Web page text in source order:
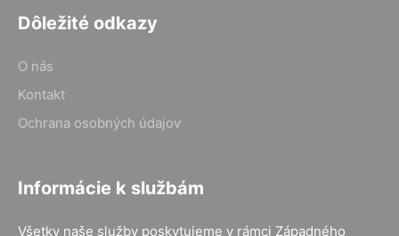
Dôležité odkazy
O nás
Kontakt
Ochrana osobných údajov
Informácie k službám
Všetky naše služby poskytujeme v rámci Západného